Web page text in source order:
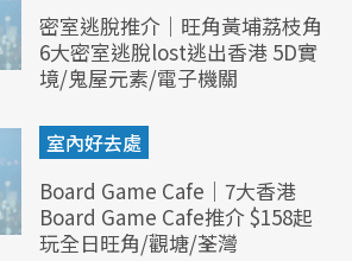
密室逃脫推介｜旺角黃埔荔枝角
6大密室逃脫lost逃出香港 5D實
境/鬼屋元素/電子機關
室內好去處
Board Game Cafe｜7大香港
Board Game Cafe推介 $158起
玩全日旺角/觀塘/荃灣